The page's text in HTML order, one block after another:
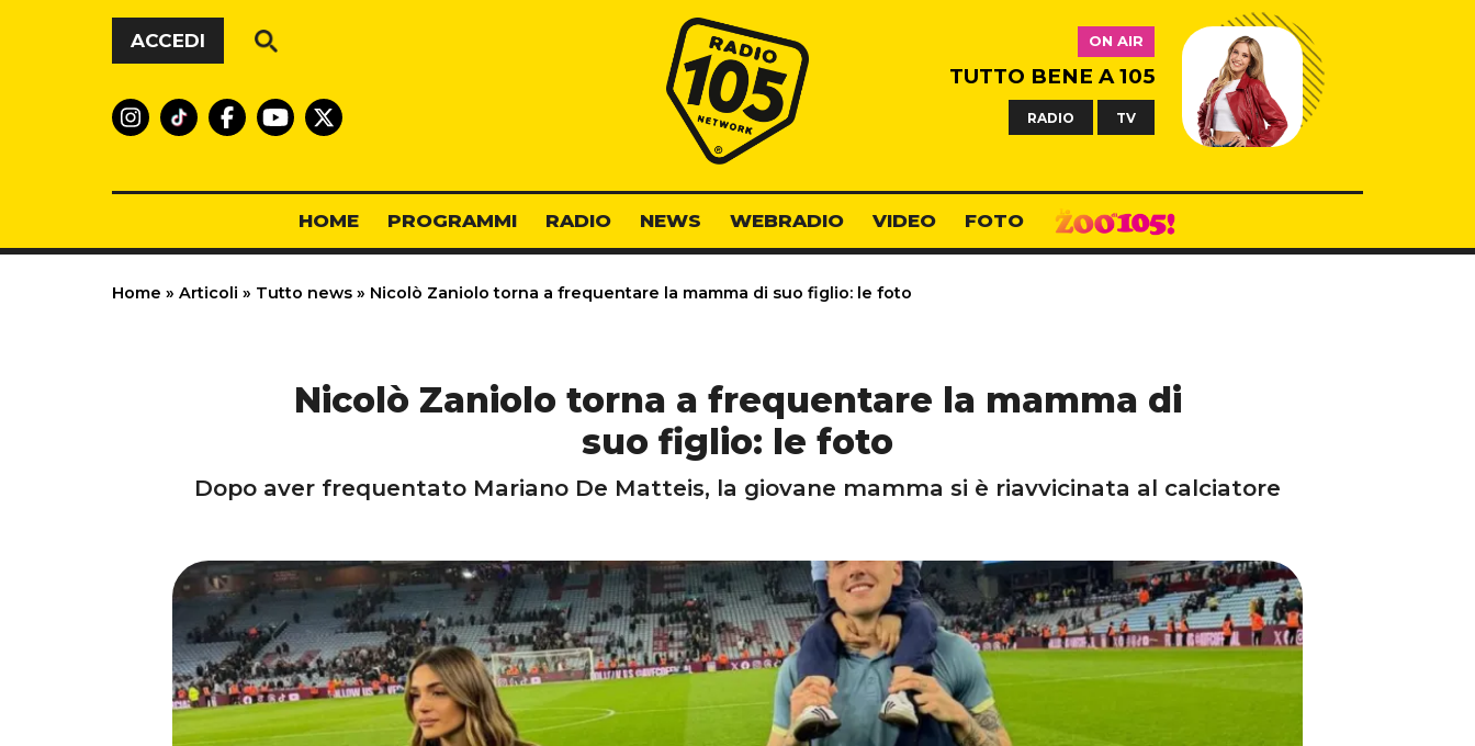
Vai al contenuto
ACCEDI
Radio 105
ON AIR
TUTTO BENE A 105
RADIO TV
HOME PROGRAMMI RADIO NEWS WEBRADIO VIDEO FOTO
Home » Articoli » Tutto news » Nicolò Zaniolo torna a frequentare la mamma di suo figlio: le foto
Nicolò Zaniolo torna a frequentare la mamma di
suo figlio: le foto
Dopo aver frequentato Mariano De Matteis, la giovane mamma si è riavvicinata al calciatore